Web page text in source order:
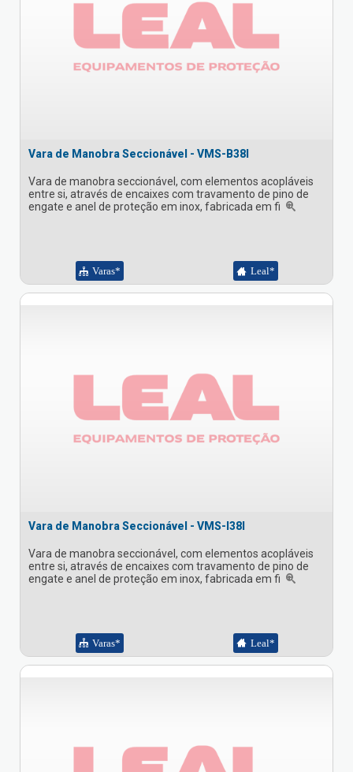
Vara de Manobra Seccionável - VMS-B38I
Vara de manobra seccionável, com elementos acopláveis
entre si, através de encaixes com travamento de pino de
engate e anel de proteção em inox, fabricada em fi
Varas* Leal*
Vara de Manobra Seccionável - VMS-I38I
Vara de manobra seccionável, com elementos acopláveis
entre si, através de encaixes com travamento de pino de
engate e anel de proteção em inox, fabricada em fi
Varas* Leal*